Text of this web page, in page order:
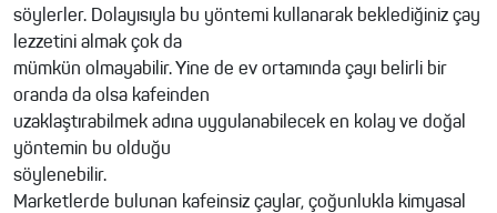
söylerler. Dolayısıyla bu yöntemi kullanarak beklediğiniz çay
lezzetini almak çok da
mümkün olmayabilir. Yine de ev ortamında çayı belirli bir
oranda da olsa kafeinden
uzaklaştırabilmek adına uygulanabilecek en kolay ve doğal
yöntemin bu olduğu
söylenebilir.
Marketlerde bulunan kafeinsiz çaylar, çoğunlukla kimyasal